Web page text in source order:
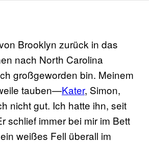
Brooklyn zurück in das
nach North Carolina
großgeworden bin. Meinem
tauben—Kater, Simon,
nicht gut. Ich hatte ihn, seit
schlief immer bei mir im Bett
weißes Fell überall im